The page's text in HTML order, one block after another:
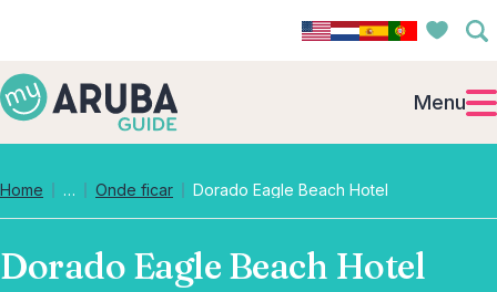
Menu
Home … Collapsed breadcrumb levels
Onde ficar Dorado Eagle Beach Hotel
Dorado Eagle Beach Hotel